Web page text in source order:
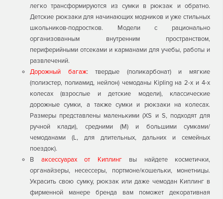
легко трансформируются из сумки в рюкзак и обратно.
Детские рюкзаки для начинающих модников и уже стильных
школьников-подростков. Модели с рационально
организованным внутренним пространством,
периферийными отсеками и карманами для учебы, работы и
развлечений.
Дорожный багаж: твердые (поликарбонат) и мягкие
(полиэстер, полиамид, нейлон) чемоданы Kipling на 2-х и 4-х
колесах (взрослые и детские модели), классические
дорожные сумки, а также сумки и рюкзаки на колесах.
Размеры представлены маленькими (XS и S, подходят для
ручной клади), средними (М) и большими сумками/
чемоданами (L, для длительных, дальних и семейных
поездок).
В аксессуарах от Киплингвы найдете косметички,
органайзеры, несессеры, портмоне/кошельки, монетницы.
Украсить свою сумку, рюкзак или даже чемодан Киплинг в
фирменной манере бренда вам поможет декоративная